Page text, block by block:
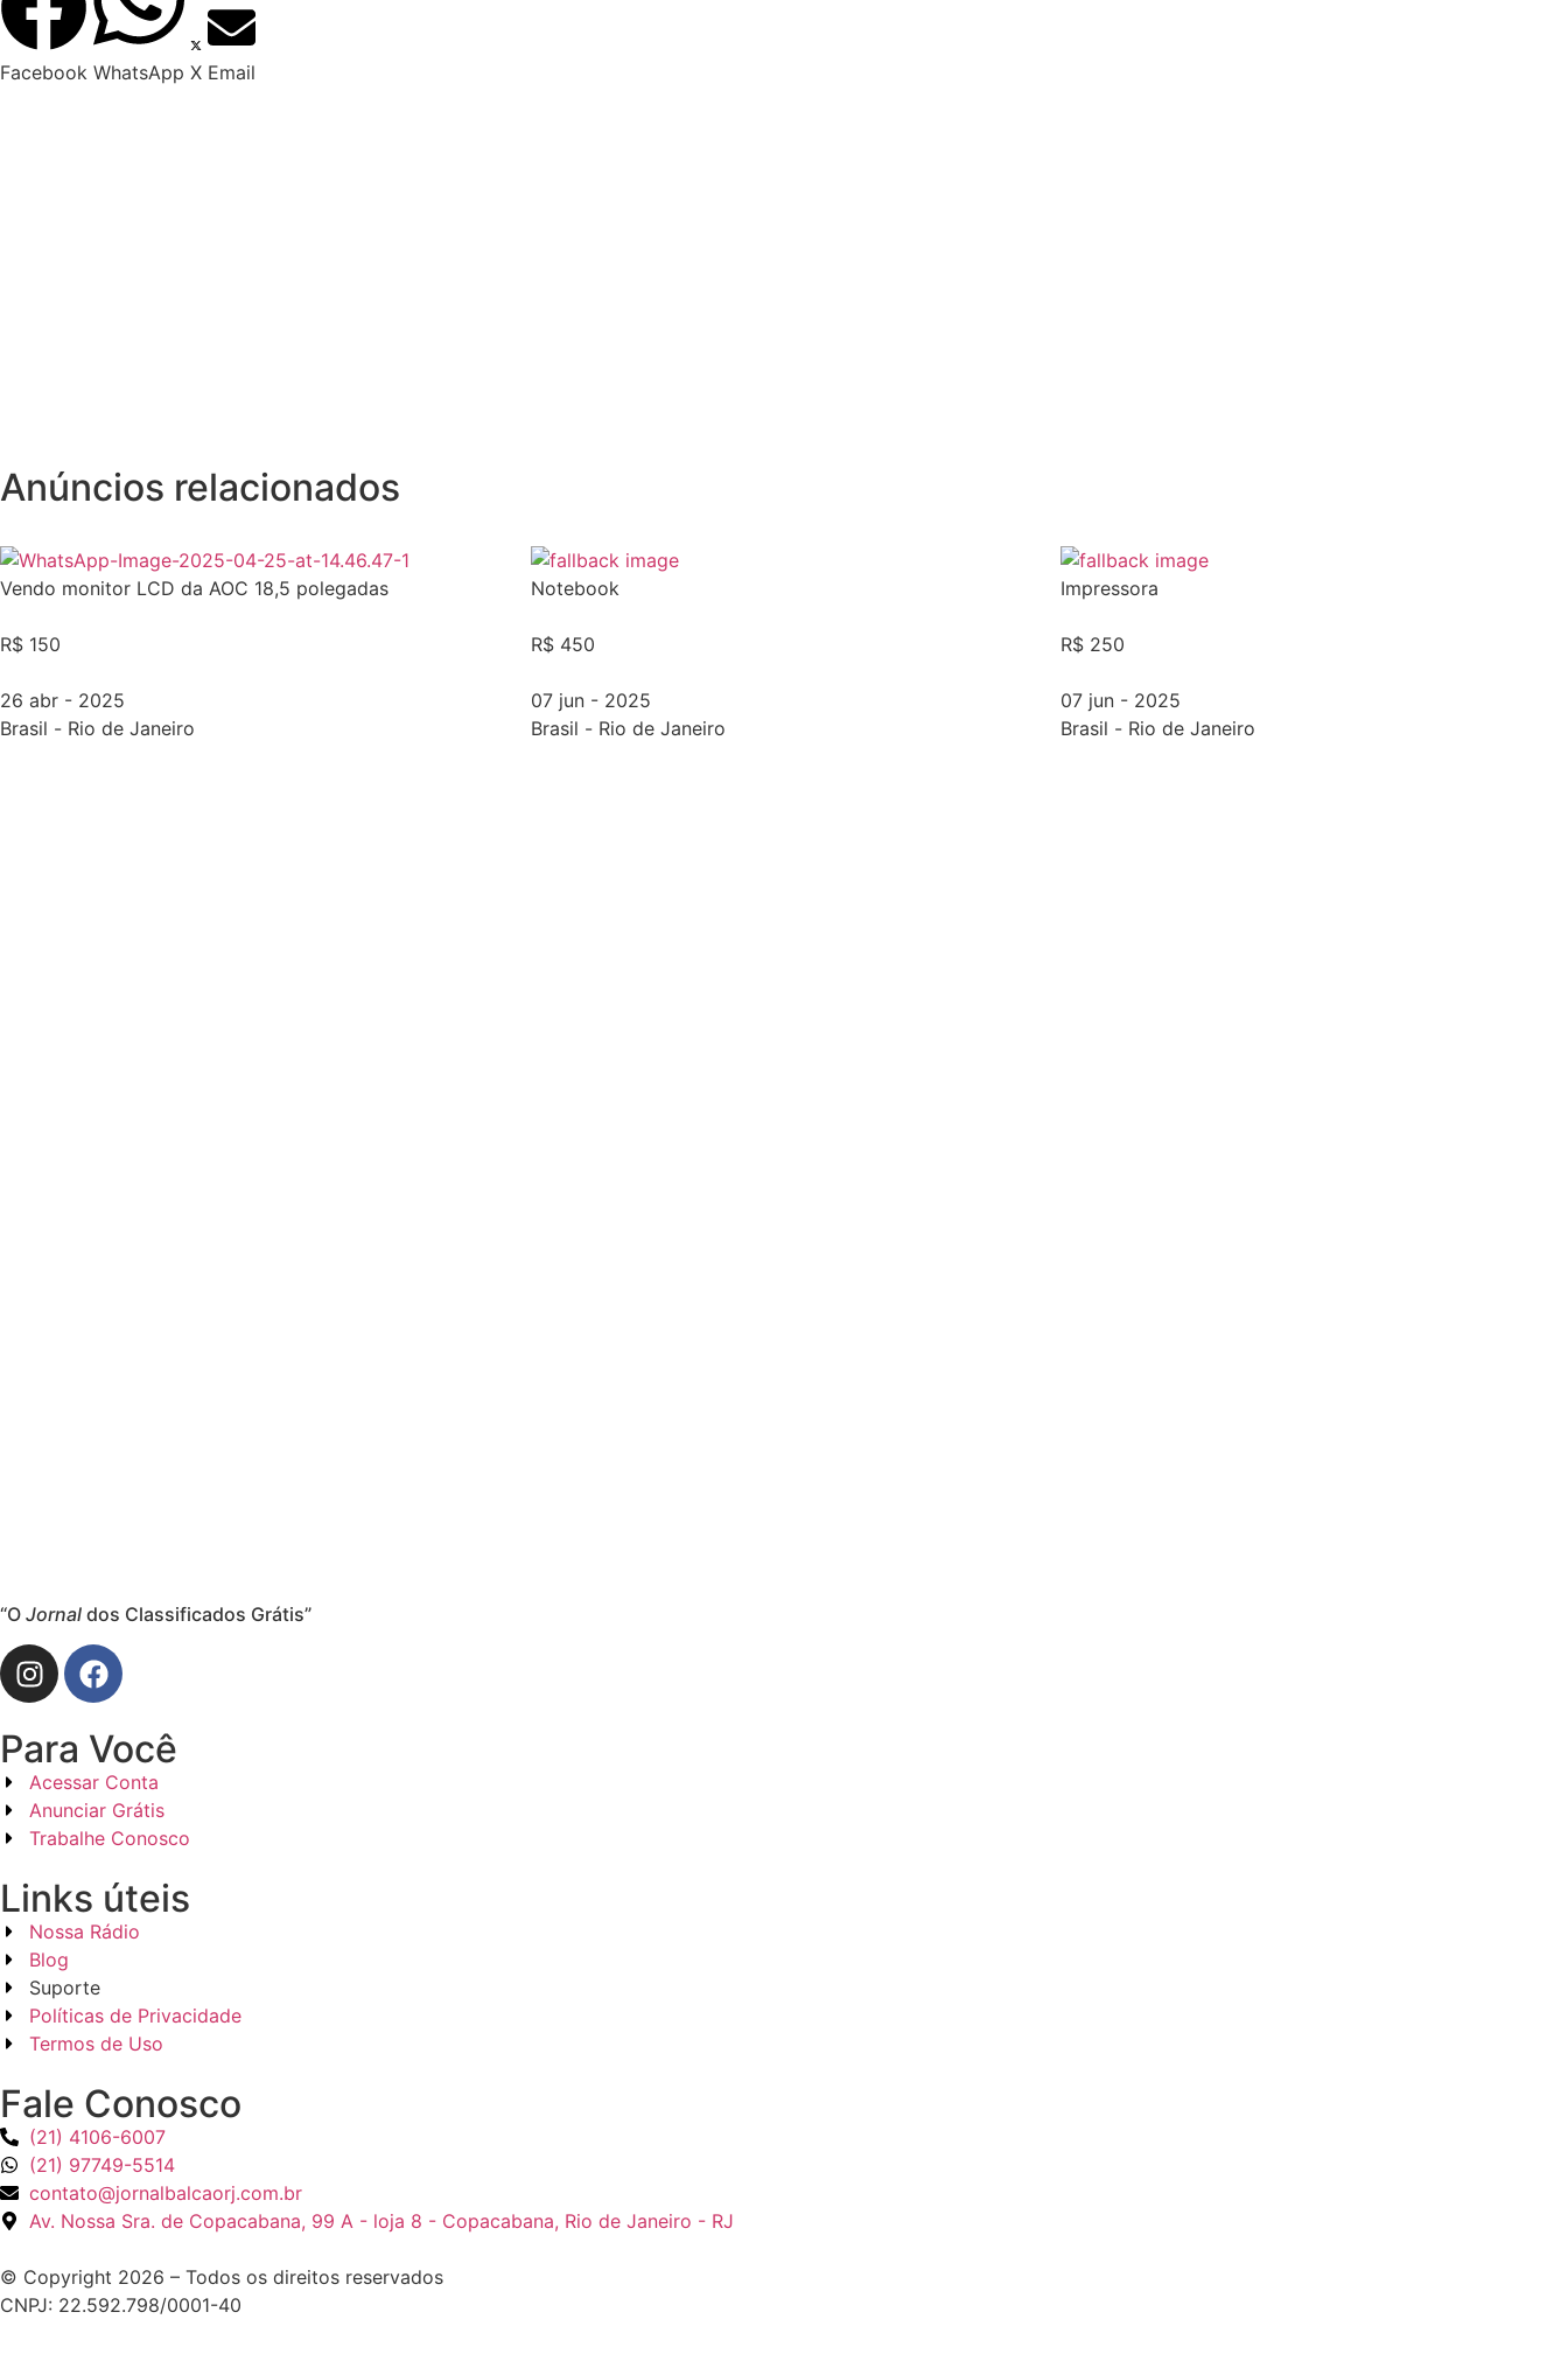
Facebook WhatsApp X Email
Anúncios relacionados
Vendo monitor LCD da AOC 18,5 polegadas
R$ 150
26 abr - 2025
Brasil - Rio de Janeiro
Notebook
R$ 450
07 jun - 2025
Brasil - Rio de Janeiro
Impressora
R$ 250
07 jun - 2025
Brasil - Rio de Janeiro
“O Jornal dos Classificados Grátis”
Para Você
Acessar Conta
Anunciar Grátis
Trabalhe Conosco
Links úteis
Nossa Rádio
Blog
Suporte
Políticas de Privacidade
Termos de Uso
Fale Conosco
(21) 4106-6007
(21) 97749-5514
contato@jornalbalcaorj.com.br
Av. Nossa Sra. de Copacabana, 99 A - loja 8 - Copacabana, Rio de Janeiro - RJ
© Copyright 2026 – Todos os direitos reservados
CNPJ: 22.592.798/0001-40